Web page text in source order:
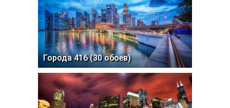
Города 416 (30 обоев)